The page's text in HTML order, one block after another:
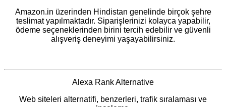
Amazon.in üzerinden Hindistan genelinde birçok şehre
teslimat yapılmaktadır. Siparişlerinizi kolayca yapabilir,
ödeme seçeneklerinden birini tercih edebilir ve güvenli
alışveriş deneyimi yaşayabilirsiniz.
Alexa Rank Alternative
Web siteleri alternatifi, benzerleri, trafik sıralaması ve